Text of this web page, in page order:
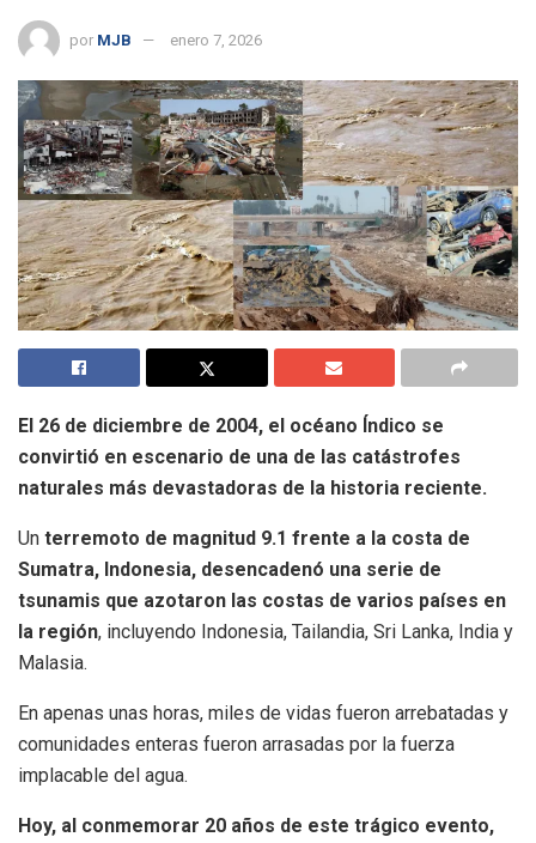
por MJB enero 7, 2026
El 26 de diciembre de 2004, el océano Índico se
convirtió en escenario de una de las catástrofes
naturales más devastadoras de la historia reciente.
Un terremoto de magnitud 9.1 frente a la costa de
Sumatra, Indonesia, desencadenó una serie de
tsunamis que azotaron las costas de varios países en
la región, incluyendo Indonesia, Tailandia, Sri Lanka, India y
Malasia.
En apenas unas horas, miles de vidas fueron arrebatadas y
comunidades enteras fueron arrasadas por la fuerza
implacable del agua.
Hoy, al conmemorar 20 años de este trágico evento,